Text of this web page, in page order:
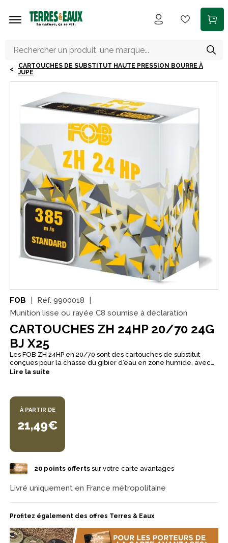
CARTOUCHES DE SUBSTITUT HAUTE PRESSION BOURRE À
JUPE
FOB Réf. 9900018
Munition lisse ou rayée C8 soumise à déclaration
CARTOUCHES ZH 24HP 20/70 24G
BJ X25
Les FOB ZH 24HP en 20/70 sont des cartouches de substitut
conçues pour la chasse du gibier d’eau en zone humide, avec
une ambition claire : offrir une munition très régulière et
résultats constants en action de chasse. Composées de fer doux
et d’une bourre à godet spécifique, elles sont pensées pour
protéger les canons en évitant tout contact des grenailles avec
les parois. La vitesse élevée et la concentration de gerbe sont
annoncées pour obtenir une efficacité comparable à des
billes d’acier (poinçon fleur de lys). Disponibles en n°5 ou n°6,
Lire la suite
À PARTIR DE
21,49€
20points offertssur votre carte avantages
Livré uniquement en France métropolitaine
Profitez également des offres Terres & Eaux